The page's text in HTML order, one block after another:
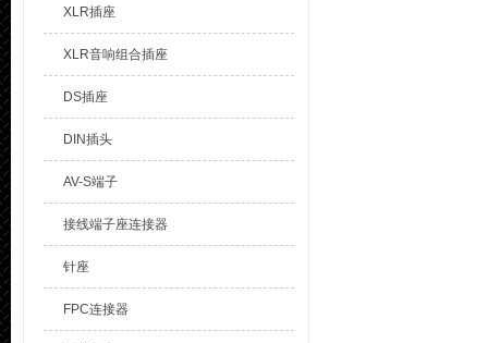
XLR插座
XLR音响组合插座
DS插座
DIN插头
AV-S端子
接线端子座连接器
针座
FPC连接器